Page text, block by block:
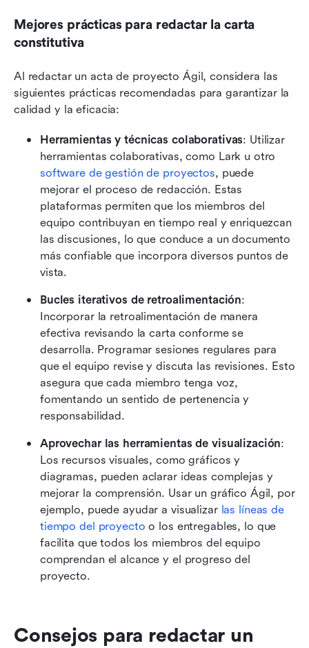
Mejores prácticas para redactar la carta
constitutiva
Al redactar un acta de proyecto Ágil, considera las
siguientes prácticas recomendadas para garantizar la
calidad y la eficacia:
Herramientas y técnicas colaborativas: Utilizar
software de gestión de proyectos, puede
mejorar el proceso de redacción. Estas
plataformas permiten que los miembros del
equipo contribuyan en tiempo real y enriquezcan
las discusiones, lo que conduce a un documento
más confiable que incorpora diversos puntos de
vista.
Bucles iterativos de retroalimentación:
Incorporar la retroalimentación de manera
efectiva revisando la carta conforme se
desarrolla. Programar sesiones regulares para
que el equipo revise y discuta las revisiones. Esto
asegura que cada miembro tenga voz,
fomentando un sentido de pertenencia y
responsabilidad.
Aprovechar las herramientas de visualización:
Los recursos visuales, como gráficos y
diagramas, pueden aclarar ideas complejas y
mejorar la comprensión. Usar un gráfico Ágil, por
ejemplo, puede ayudar a visualizar las líneas de
tiempo del proyecto o los entregables, lo que
facilita que todos los miembros del equipo
comprendan el alcance y el progreso del
proyecto.
Consejos para redactar un